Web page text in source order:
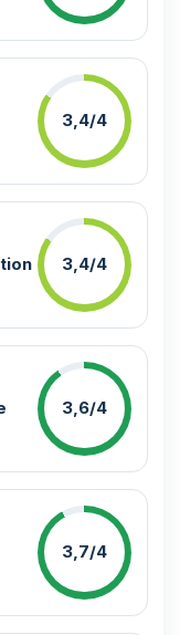
3,4/4
3,4/4
3,6/4
3,7/4